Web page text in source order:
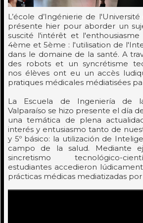
L’école d’Ingénierie de l'Université de Valparaiso était
présente hier pour aborder un
suscité l'intérêt et
4ème et 5ème : l'utilisation de
dans le domaine de la santé. A
des robots et un syncrétisme
nos élèves ont eu un accès
pratiques médicales médiatisées
La Escuela de Ingeniería de
Valparaíso se hizo presente el día
una temática de plena
interés y entusiasmo tanto de
y 5º básico: la utilización de
campo de la salud. Mediante
sincretismo tecnológico-
estudiantes accedieron
prácticas médicas mediatizadas